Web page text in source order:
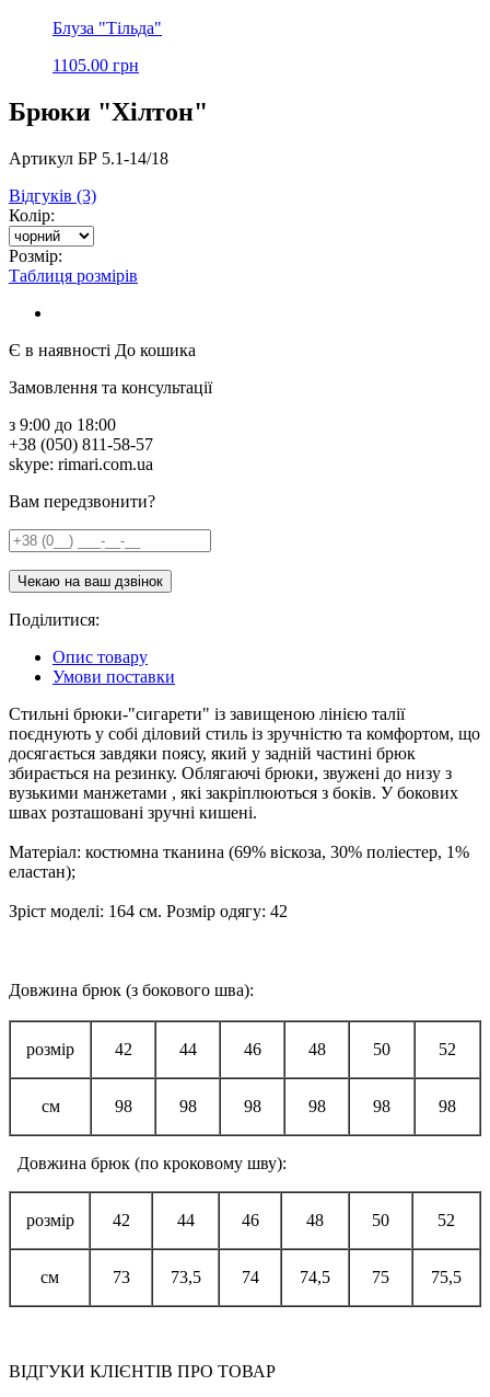
Блуза "Тільда"
1105.00 грн
Брюки "Хілтон"
Артикул БР 5.1-14/18
Відгуків (3)
Колір:
Розмір:
Таблиця розмірів
Є в наявності До кошика
Замовлення та консультації
з 9:00 до 18:00
+38 (050) 811-58-57
skype: rimari.com.ua
Вам передзвонити?
Поділитися:
Опис товару
Умови поставки
Стильні брюки-"сигарети" із завищеною лінією талії
поєднують у собі діловий стиль із зручністю та комфортом, що
досягається завдяки поясу, який у задній частині брюк
збирається на резинку. Облягаючі брюки, звужені до низу з
вузькими манжетами , які закріплюються з боків. У бокових
швах розташовані зручні кишені.
Матеріал: костюмна тканина (69% віскоза, 30% поліестер, 1%
еластан);
Зріст моделі: 164 см. Розмір одягу: 42
Довжина брюк (з бокового шва):
розмір 42 44 46 48 50 52
см 98 98 98 98 98 98
Довжина брюк (по кроковому шву):
розмір 42 44 46 48 50 52
см 73 73,5 74 74,5 75 75,5
ВІДГУКИ КЛІЄНТІВ ПРО ТОВАР